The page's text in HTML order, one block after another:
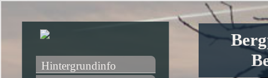
Hintergrundinfo